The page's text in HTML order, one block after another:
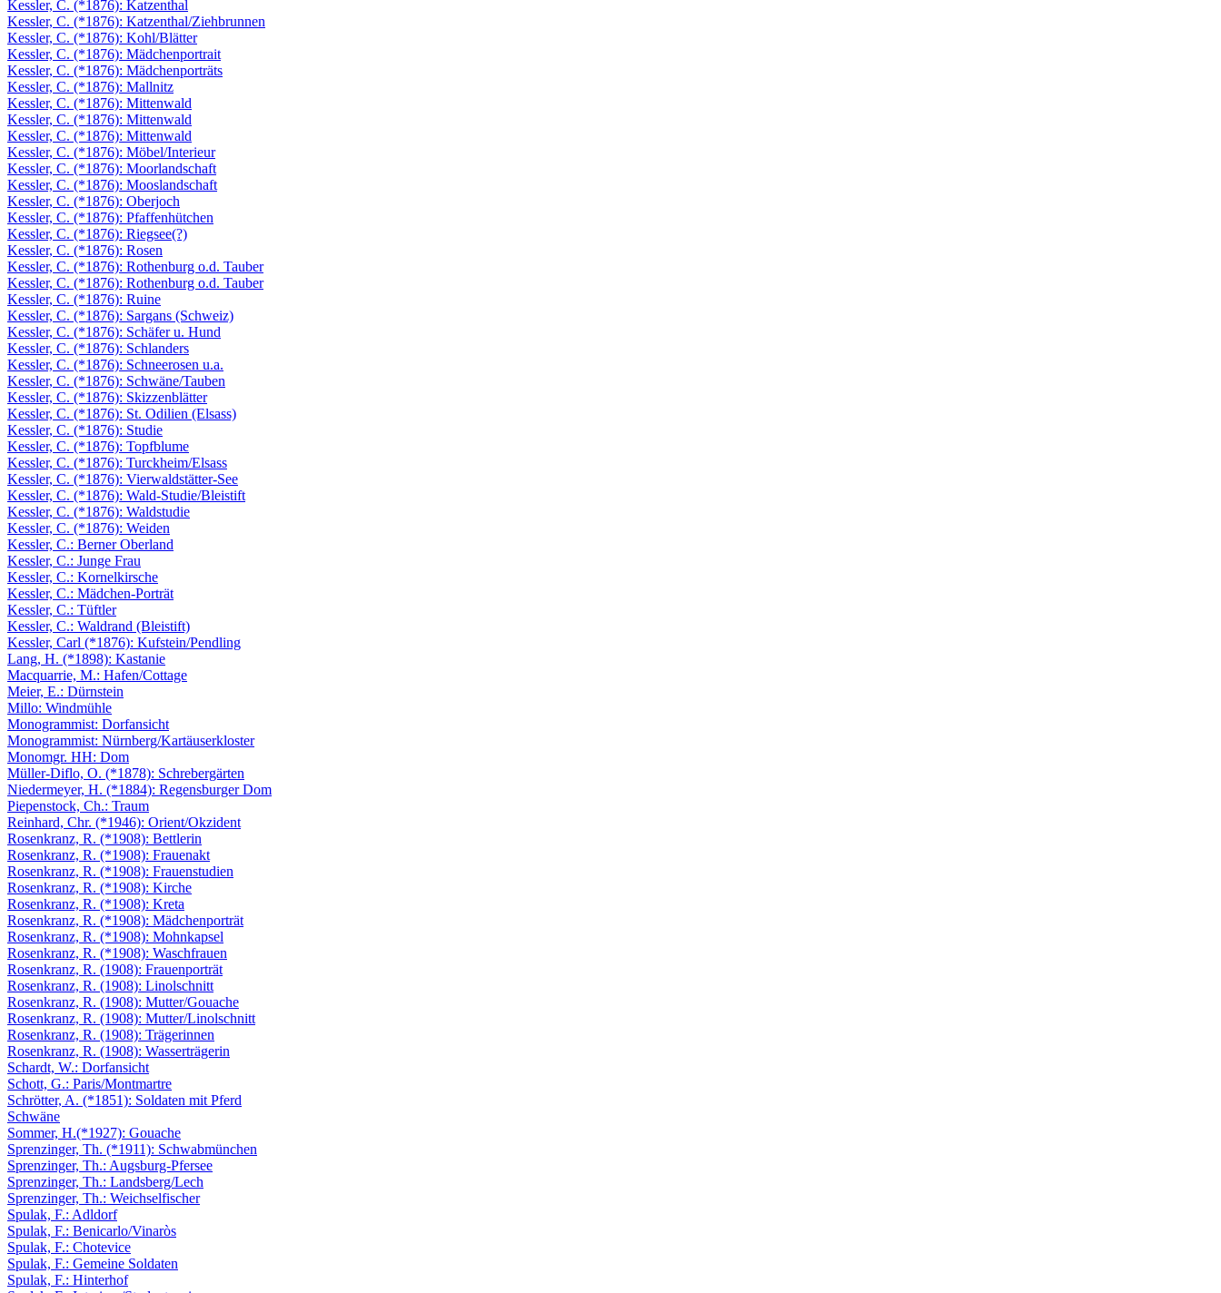
Kessler, C. (*1876): Katzenthal
Kessler, C. (*1876): Katzenthal/Ziehbrunnen
Kessler, C. (*1876): Kohl/Blätter
Kessler, C. (*1876): Mädchenportrait
Kessler, C. (*1876): Mädchenporträts
Kessler, C. (*1876): Mallnitz
Kessler, C. (*1876): Mittenwald
Kessler, C. (*1876): Mittenwald
Kessler, C. (*1876): Mittenwald
Kessler, C. (*1876): Möbel/Interieur
Kessler, C. (*1876): Moorlandschaft
Kessler, C. (*1876): Mooslandschaft
Kessler, C. (*1876): Oberjoch
Kessler, C. (*1876): Pfaffenhütchen
Kessler, C. (*1876): Riegsee(?)
Kessler, C. (*1876): Rosen
Kessler, C. (*1876): Rothenburg o.d. Tauber
Kessler, C. (*1876): Rothenburg o.d. Tauber
Kessler, C. (*1876): Ruine
Kessler, C. (*1876): Sargans (Schweiz)
Kessler, C. (*1876): Schäfer u. Hund
Kessler, C. (*1876): Schlanders
Kessler, C. (*1876): Schneerosen u.a.
Kessler, C. (*1876): Schwäne/Tauben
Kessler, C. (*1876): Skizzenblätter
Kessler, C. (*1876): St. Odilien (Elsass)
Kessler, C. (*1876): Studie
Kessler, C. (*1876): Topfblume
Kessler, C. (*1876): Turckheim/Elsass
Kessler, C. (*1876): Vierwaldstätter-See
Kessler, C. (*1876): Wald-Studie/Bleistift
Kessler, C. (*1876): Waldstudie
Kessler, C. (*1876): Weiden
Kessler, C.: Berner Oberland
Kessler, C.: Junge Frau
Kessler, C.: Kornelkirsche
Kessler, C.: Mädchen-Porträt
Kessler, C.: Tüftler
Kessler, C.: Waldrand (Bleistift)
Kessler, Carl (*1876): Kufstein/Pendling
Lang, H. (*1898): Kastanie
Macquarrie, M.: Hafen/Cottage
Meier, E.: Dürnstein
Millo: Windmühle
Monogrammist: Dorfansicht
Monogrammist: Nürnberg/Kartäuserkloster
Monomgr. HH: Dom
Müller-Diflo, O. (*1878): Schrebergärten
Niedermeyer, H. (*1884): Regensburger Dom
Piepenstock, Ch.: Traum
Reinhard, Chr. (*1946): Orient/Okzident
Rosenkranz, R. (*1908): Bettlerin
Rosenkranz, R. (*1908): Frauenakt
Rosenkranz, R. (*1908): Frauenstudien
Rosenkranz, R. (*1908): Kirche
Rosenkranz, R. (*1908): Kreta
Rosenkranz, R. (*1908): Mädchenporträt
Rosenkranz, R. (*1908): Mohnkapsel
Rosenkranz, R. (*1908): Waschfrauen
Rosenkranz, R. (1908): Frauenporträt
Rosenkranz, R. (1908): Linolschnitt
Rosenkranz, R. (1908): Mutter/Gouache
Rosenkranz, R. (1908): Mutter/Linolschnitt
Rosenkranz, R. (1908): Trägerinnen
Rosenkranz, R. (1908): Wasserträgerin
Schardt, W.: Dorfansicht
Schott, G.: Paris/Montmartre
Schrötter, A. (*1851): Soldaten mit Pferd
Schwäne
Sommer, H.(*1927): Gouache
Sprenzinger, Th. (*1911): Schwabmünchen
Sprenzinger, Th.: Augsburg-Pfersee
Sprenzinger, Th.: Landsberg/Lech
Sprenzinger, Th.: Weichselfischer
Spulak, F.: Adldorf
Spulak, F.: Benicarlo/Vinaròs
Spulak, F.: Chotevice
Spulak, F.: Gemeine Soldaten
Spulak, F.: Hinterhof